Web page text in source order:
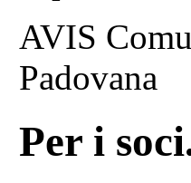
AVIS
Padovana
Per i